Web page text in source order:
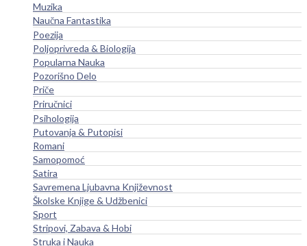
Muzika
Naučna Fantastika
Poezija
Poljoprivreda & Biologija
Popularna Nauka
Pozorišno Delo
Priče
Priručnici
Psihologija
Putovanja & Putopisi
Romani
Samopomoć
Satira
Savremena Ljubavna Književnost
Školske Knjige & Udžbenici
Sport
Stripovi, Zabava & Hobi
Struka i Nauka